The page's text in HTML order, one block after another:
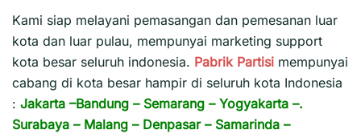
Kami siap melayani pemasangan dan pemesanan luar
kota dan luar pulau, mempunyai marketing support
kota besar seluruh indonesia. Pabrik Partisi mempunyai
cabang di kota besar hampir di seluruh kota Indonesia
: Jakarta –Bandung – Semarang – Yogyakarta –.
Surabaya – Malang – Denpasar– Samarinda –